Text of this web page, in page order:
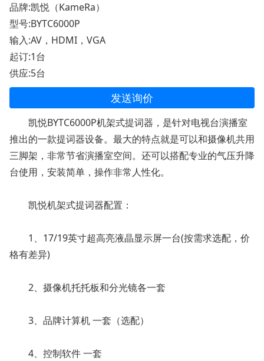
品牌:凯悦（KameRa）
型号:BYTC6000P
输入:AV，HDMI，VGA
起订:1台
供应:5台
发送询价
凯悦BYTC6000P机架式提词器，是针对电视台演播室
推出的一款提词器设备。最大的特点就是可以和摄像机共用
三脚架，非常节省演播室空间。还可以搭配专业的气压升降
台使用，安装简单，操作非常人性化。
凯悦机架式提词器配置：
1、17/19英寸超高亮液晶显示屏一台(按需求选配，价
格有差异)
2、摄像机托托板和分光镜各一套
3、品牌计算机 一套（选配）
4、控制软件 一套